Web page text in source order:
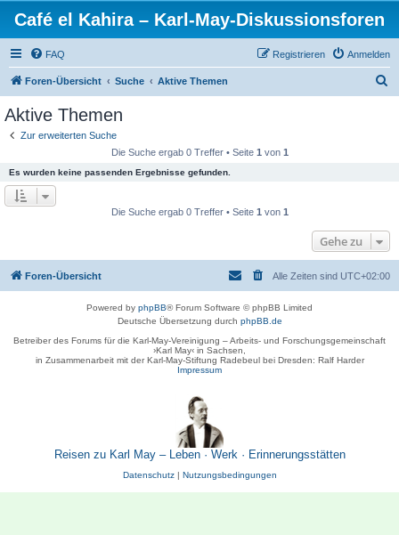
Café el Kahira – Karl-May-Diskussionsforen
FAQ Anmelden
Registrieren
Foren-Übersicht Suche Aktive Themen
Aktive Themen
Zur erweiterten Suche
Die Suche ergab 0 Treffer • Seite 1 von 1
Es wurden keine passenden Ergebnisse gefunden.
Die Suche ergab 0 Treffer • Seite 1 von 1
Gehe zu
Foren-Übersicht Alle Zeiten sind UTC+02:00
Powered by phpBB® Forum Software © phpBB Limited
Deutsche Übersetzung durch phpBB.de
Betreiber des Forums für die Karl-May-Vereinigung – Arbeits- und Forschungsgemeinschaft
›Karl May‹ in Sachsen,
in Zusammenarbeit mit der Karl-May-Stiftung Radebeul bei Dresden: Ralf Harder
Impressum
Reisen zu Karl May – Leben · Werk · Erinnerungsstätten
Datenschutz| Nutzungsbedingungen